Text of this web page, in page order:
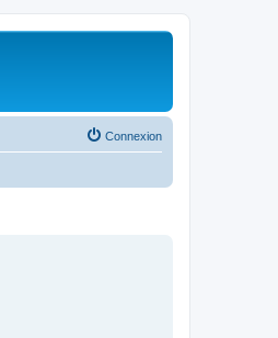
Connexion